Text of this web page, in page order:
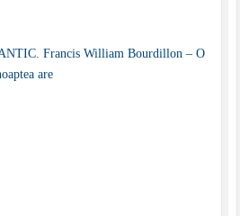
Francis William Bourdillon – O
are